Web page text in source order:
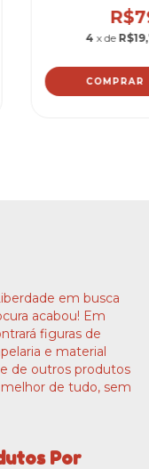
4 x de
em busca
acabou! Em
figuras de
e material
de outros produtos
de tudo, sem
Por